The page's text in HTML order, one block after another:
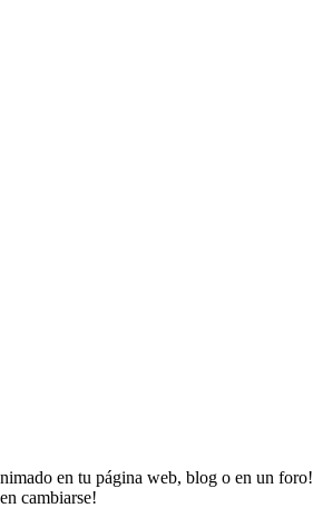
en tu página web, blog o en un foro!
cambiarse!